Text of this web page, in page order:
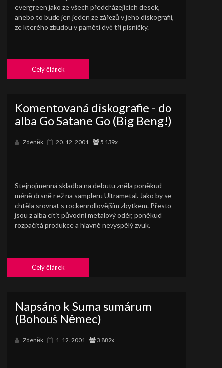
evergreen jako ze všech předcházejících desek,
anebo to bude jen jeden ze zářezů v jeho diskografii,
ze kterého zbudou v paměti dvě tři písničky.
Celý článek
Komentovaná diskografie - do
alba Go Satane Go (Big Beng!)
Zdeněk 20. 12. 2001 5 139x
Stejnojmenná skladba na debutu zněla poněkud
méně drsně než na sampleru Ultrametal. Jako by se
chtěla srovnat s rockenrollovějším zbytkem. Přesto
jsou z alba cítit původní metalový odér, poněkud
rozpačitá produkce a hlavně nevyspělý zvuk.
Celý článek
Napsáno k Suma sumárum
(Bohouš Němec)
Zdeněk 1. 12. 2001 3 882x